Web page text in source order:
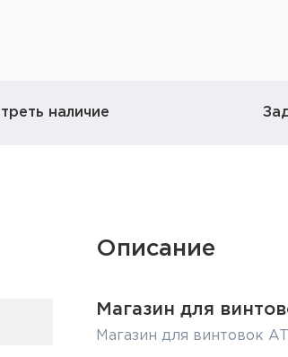
наличие
Описание
Магазин для
Магазин для винтовок